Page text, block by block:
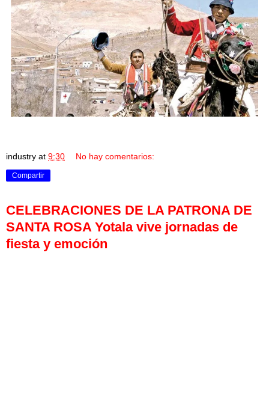
industry at 9:30 No hay comentarios:
Compartir
CELEBRACIONES DE LA PATRONA DE
SANTA ROSA Yotala vive jornadas de
fiesta y emoción